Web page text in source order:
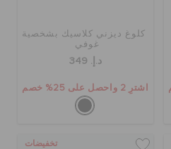
كلوغ ديزني كلاسيك بشخصية
غوفي
د.إ. 349
اشترِ 2 واحصل على 25% خصم
تخفيضات